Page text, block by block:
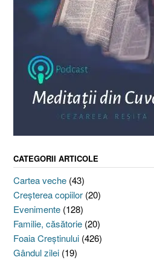
CATEGORII ARTICOLE
Cartea veche (43)
Creşterea copiilor (20)
Evenimente (128)
Familie, căsătorie (20)
Foaia Creştinului (426)
Gândul zilei (19)